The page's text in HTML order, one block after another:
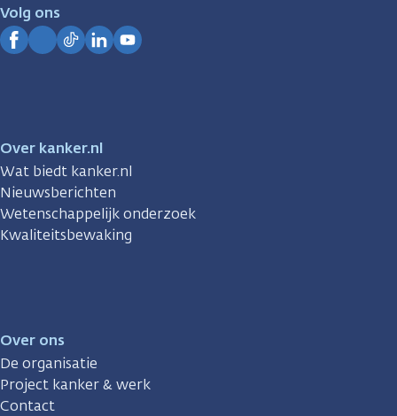
Volg ons
Over kanker.nl
Wat biedt kanker.nl
Nieuwsberichten
Wetenschappelijk onderzoek
Kwaliteitsbewaking
Over ons
De organisatie
Project kanker & werk
Contact